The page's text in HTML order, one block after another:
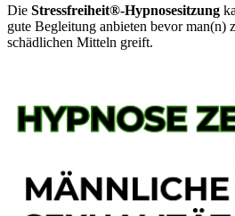
Die Stressfreiheit®-Hypnosesitzung
gute Begleitung anbieten bevor man(n)
schädlichen Mitteln greift.